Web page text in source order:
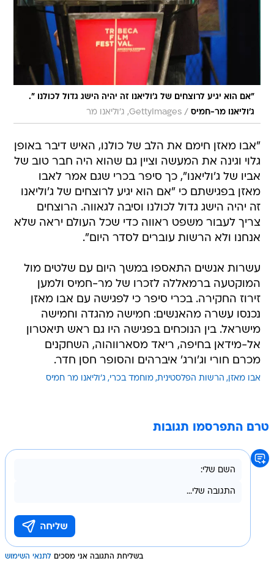
"אם הוא יגיע לרוצחים של ג'וליאנו זה יהיה הישג גדול לכולנו ".
ג'וליאנו מר-חמיס / GettyImages, ג'וליאנו מר
"אבו מאזן חימם את הלב של כולנו, האיש דיבר באופן
גלוי וגינה את המעשה וציין גם שהוא היה חבר טוב של
אביו של ג'וליאנו", כך סיפר בכרי שגם אמר לאבו
מאזן בפגישתם כי "אם הוא יגיע לרוצחים של ג'וליאנו
זה יהיה הישג גדול לכולנו וסיבה לגאווה. הרוצחים
צריך לעבור משפט ראווה כדי שכל העולם יראה שלא
אנחנו ולא הרשות עוברים לסדר היום".
עשרות אנשים התאספו במשך היום עם שלטים מול
המוקטעה ברמאללה לזכרו של מר-חמיס ולמען
זירוז החקירה. בכרי סיפר כי לפגישה עם אבו מאזן
נכנסו עשרה מהאנשים: חמישה מהגדה וחמישה
מישראל. בין הנוכחים בפגישה היו גם ראש תיאטרון
אל-מידאן בחיפה, ריאד מסארווהוה, השחקנים
מכרם חורי וג'ורג' איברהים והסופר חסן חדר.
אבו מאזן הרשות הפלסטינית מוחמד בכרי ג'וליאנו מר חמיס
טרם התפרסמו תגובות
בשליחת התגובה אני מסכים לתנאי השימוש